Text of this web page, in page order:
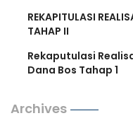
REKAPITULASI
TAHAP II
Rekaputulasi
Dana Bos Tahap 1
Archives